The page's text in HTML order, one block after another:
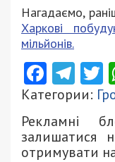
Нагадаємо,
Харкові
мільйонів.
Категории:
Рекламні
залишатися
отримувати